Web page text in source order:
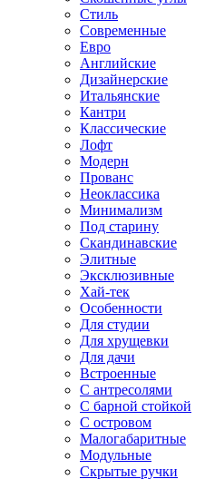
Стиль
Современные
Евро
Английские
Дизайнерские
Итальянские
Кантри
Классические
Лофт
Модерн
Прованс
Неоклассика
Минимализм
Под старину
Скандинавские
Элитные
Эксклюзивные
Хай-тек
Особенности
Для студии
Для хрущевки
Для дачи
Встроенные
С антресолями
С барной стойкой
С островом
Малогабаритные
Модульные
Скрытые ручки